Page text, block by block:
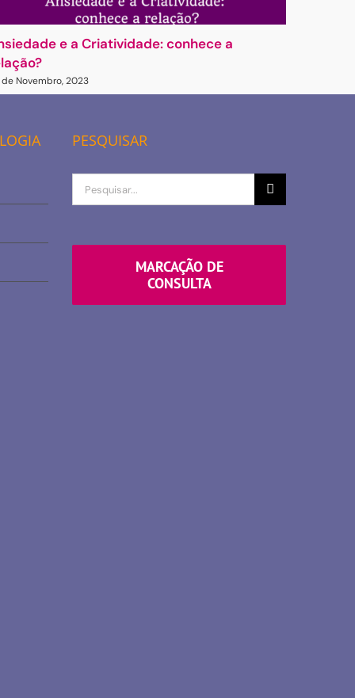
e a Criatividade: conhece a
Novembro, 2023
PESQUISAR
Procurar
por
MARCAÇÃO DE
CONSULTA